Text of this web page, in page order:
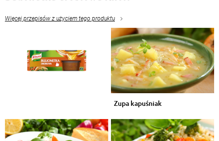
Więcej przepisów z użyciem tego produktu
Zupa kapuśniak